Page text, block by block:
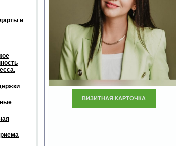
и
ВИЗИТНАЯ КАРТОЧКА